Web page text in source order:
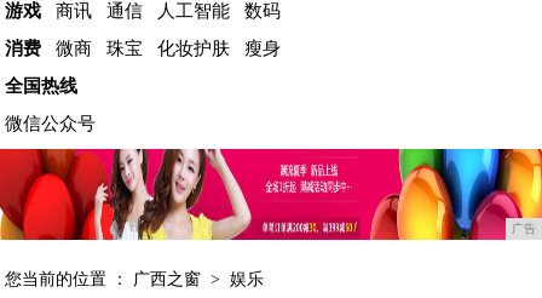
游戏
商讯 通信 人工智能
数码
消费
微商 珠宝 化妆护肤
瘦身
全国热线
微信公众号
广告
您当前的位置 ： 广西之窗 >娱乐